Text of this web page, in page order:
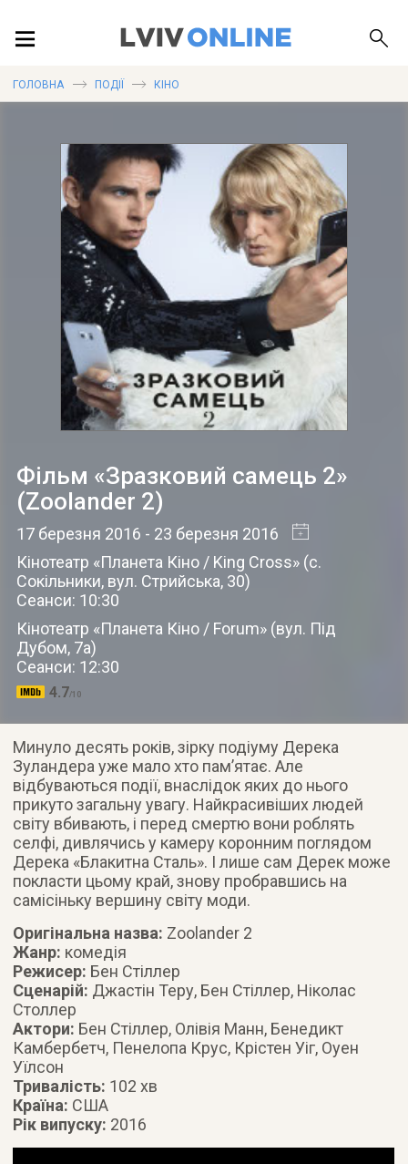
ПУБЛІКАЦІЇ
ДОВІДКА
ГОЛОВНА ПОДІЇ КІНО
Фільм «Зразковий самець 2»
(Zoolander 2)
17 березня 2016 - 23 березня 2016
Кінотеатр «Планета Кіно / King Cross» (с.
Сокільники, вул. Стрийська, 30)
Сеанси: 10:30
Кінотеатр «Планета Кіно / Forum» (вул. Під
Дубом, 7а)
Сеанси: 12:30
4.7/10
Минуло десять років, зірку подіуму Дерека
Зуландера уже мало хто пам’ятає. Але
відбуваються події, внаслідок яких до нього
прикуто загальну увагу. Найкрасивіших людей
світу вбивають, і перед смертю вони роблять
селфі, дивлячись у камеру коронним поглядом
Дерека «Блакитна Сталь». І лише сам Дерек може
покласти цьому край, знову пробравшись на
самісіньку вершину світу моди.
Оригінальна назва: Zoolander 2
Жанр: комедія
Режисер: Бен Стіллер
Сценарій: Джастін Теру, Бен Стіллер, Ніколас
Столлер
Актори: Бен Стіллер, Олівія Манн, Бенедикт
Камбербетч, Пенелопа Крус, Крістен Уіг, Оуен
Уїлсон
Тривалість: 102 хв
Країна: США
Рік випуску: 2016